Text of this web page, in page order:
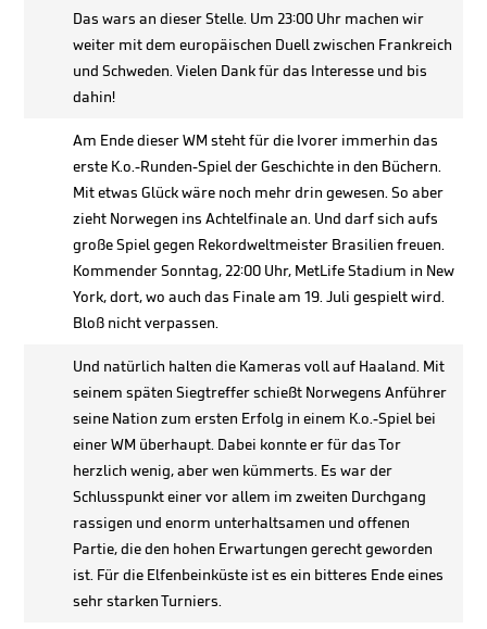
Das wars an dieser Stelle. Um 23:00 Uhr machen wir
weiter mit dem europäischen Duell zwischen Frankreich
und Schweden. Vielen Dank für das Interesse und bis
dahin!
Am Ende dieser WM steht für die Ivorer immerhin das
erste K.o.-Runden-Spiel der Geschichte in den Büchern.
Mit etwas Glück wäre noch mehr drin gewesen. So aber
zieht Norwegen ins Achtelfinale an. Und darf sich aufs
große Spiel gegen Rekordweltmeister Brasilien freuen.
Kommender Sonntag, 22:00 Uhr, MetLife Stadium in New
York, dort, wo auch das Finale am 19. Juli gespielt wird.
Bloß nicht verpassen.
Und natürlich halten die Kameras voll auf Haaland. Mit
seinem späten Siegtreffer schießt Norwegens Anführer
seine Nation zum ersten Erfolg in einem K.o.-Spiel bei
einer WM überhaupt. Dabei konnte er für das Tor
herzlich wenig, aber wen kümmerts. Es war der
Schlusspunkt einer vor allem im zweiten Durchgang
rassigen und enorm unterhaltsamen und offenen
Partie, die den hohen Erwartungen gerecht geworden
ist. Für die Elfenbeinküste ist es ein bitteres Ende eines
sehr starken Turniers.